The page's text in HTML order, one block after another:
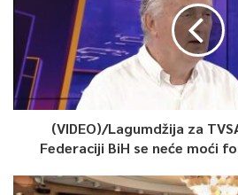
(VIDEO)/Lagumdžija za
Federaciji BiH se neće moći